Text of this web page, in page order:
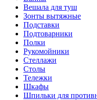
Вешала для туш
Зонты вытяжные
Подставки
Подтоварники
Полки
Рукомойники
Стеллажи
Столы
Тележки
Шкафы
Шпильки для